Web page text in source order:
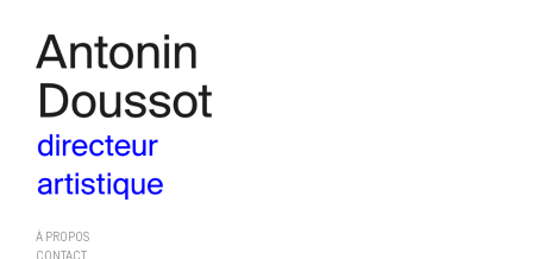
À PROPOS